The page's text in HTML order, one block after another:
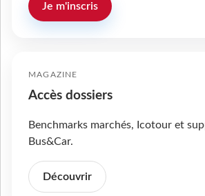
Je m'inscris
MAGAZINE
Accès dossiers
Benchmarks marchés, Icotour et
Bus&Car.
Découvrir